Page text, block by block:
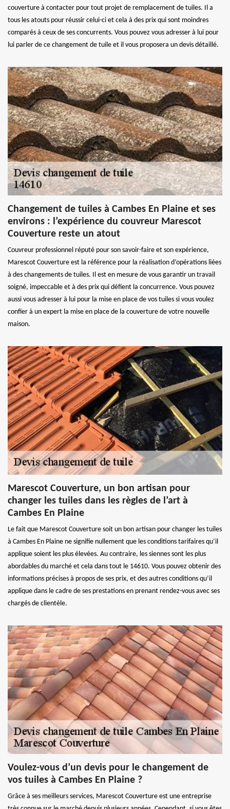
couverture à contacter pour tout projet de remplacement de tuiles. Il a
tous les atouts pour réussir celui-ci et cela à des prix qui sont moindres
comparés à ceux de ses concurrents. Vous pouvez vous adresser à lui pour
lui parler de ce changement de tuile et il vous proposera un devis détaillé.
Changement de tuiles à Cambes En Plaine et ses
environs : l’expérience du couvreur Marescot
Couverture reste un atout
Couvreur professionnel réputé pour son savoir-faire et son expérience,
Marescot Couverture est la référence pour la réalisation d’opérations liées
à des changements de tuiles. Il est en mesure de vous garantir un travail
soigné, impeccable et à des prix qui défient la concurrence. Vous pouvez
aussi vous adresser à lui pour la mise en place de vos tuiles si vous voulez
confier à un expert la mise en place de la couverture de votre nouvelle
maison.
Marescot Couverture, un bon artisan pour
changer les tuiles dans les règles de l’art à
Cambes En Plaine
Le fait que Marescot Couverture soit un bon artisan pour changer les tuiles
à Cambes En Plaine ne signifie nullement que les conditions tarifaires qu’il
applique soient les plus élevées. Au contraire, les siennes sont les plus
abordables du marché et cela dans tout le 14610. Vous pouvez obtenir des
informations précises à propos de ses prix, et des autres conditions qu’il
applique dans le cadre de ses prestations en prenant rendez-vous avec ses
chargés de clientèle.
Voulez-vous d’un devis pour le changement de
vos tuiles à Cambes En Plaine ?
Grâce à ses meilleurs services, Marescot Couverture est une entreprise